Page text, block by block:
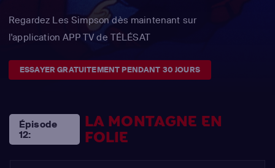
Regardez Les Simpson dès maintenant sur
l'application APP TV de TÉLÉSAT
ESSAYER GRATUITEMENT PENDANT 30 JOURS
Épisode
12:
LA MONTAGNE EN
FOLIE